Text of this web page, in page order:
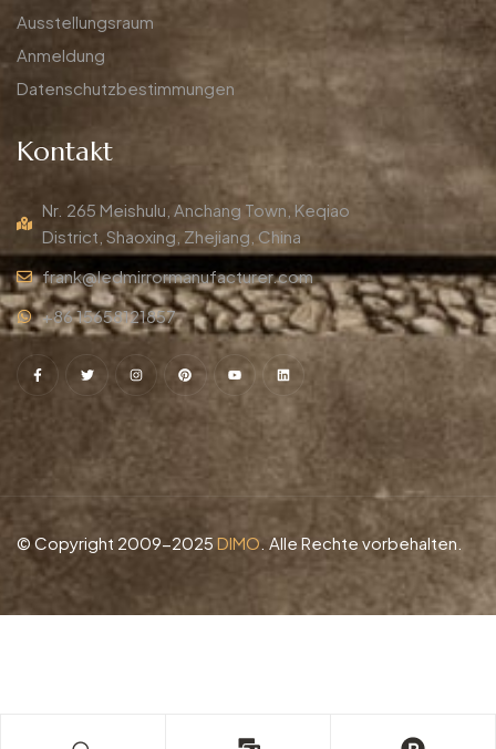
Ausstellungsraum
Anmeldung
Datenschutzbestimmungen
Kontakt
Nr. 265 Meishulu, Anchang Town, Keqiao
District, Shaoxing, Zhejiang, China
frank@ledmirrormanufacturer.com
+86 15658121857
© Copyright 2009-2025 DIMO. Alle Rechte vorbehalten.